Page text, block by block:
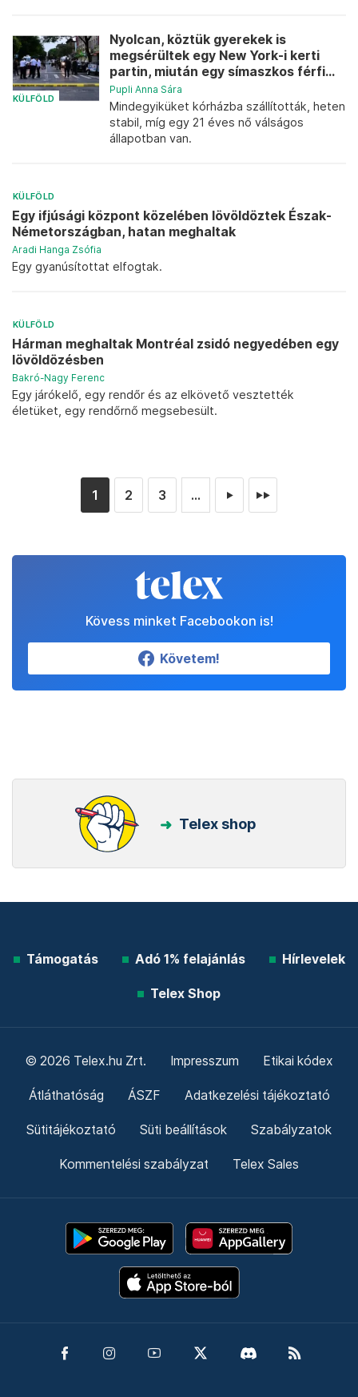
KÜLFÖLD
Nyolcan, köztük gyerekek is
megsérültek egy New York-i kerti
partin, miután egy símaszkos férfi...
Pupli Anna Sára
Mindegyiküket kórházba szállították, heten
stabil, míg egy 21 éves nő válságos
állapotban van.
KÜLFÖLD
Egy ifjúsági központ közelében lövöldöztek Észak-
Németországban, hatan meghaltak
Aradi Hanga Zsófia
Egy gyanúsítottat elfogtak.
KÜLFÖLD
Hárman meghaltak Montréal zsidó negyedében egy
lövöldözésben
Bakró-Nagy Ferenc
Egy járókelő, egy rendőr és az elkövető vesztették
életüket, egy rendőrnő megsebesült.
1 2 3 ... ► ►►
Kövess minket Facebookon is!
Követem!
Telex shop
Támogatás Adó 1% felajánlás Hírlevelek
Telex Shop
© 2026 Telex.hu Zrt. Impresszum Etikai kódex
Átláthatóság ÁSZF Adatkezelési tájékoztató
Sütitájékoztató Süti beállítások Szabályzatok
Kommentelési szabályzat Telex Sales